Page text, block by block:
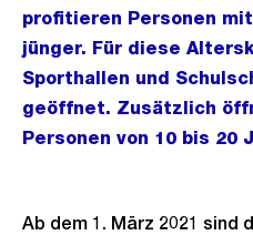
profitieren Personen
jünger. Für diese
Sporthallen und
geöffnet. Zusätzlich
Personen von 10 bis 20
Ab dem 1. März 2021 sind